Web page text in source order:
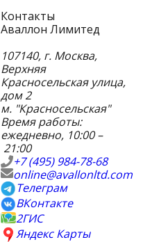
Контакты
Аваллон Лимитед
107140, г. Москва,
Верхняя
Красносельская улица,
дом 2
м. "Красносельская"
Время работы:
ежедневно, 10:00 –
21:00
+7 (495) 984-78-68
online@avallonltd.com
Телеграм
ВКонтакте
2ГИС
Яндекс Карты